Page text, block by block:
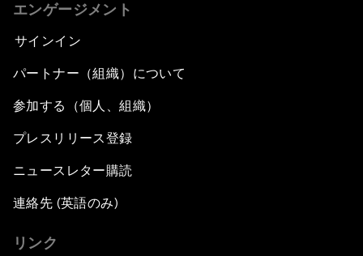
エンゲージメント
サインイン
パートナー（組織）について
参加する（個人、組織）
プレスリリース登録
ニュースレター購読
連絡先 (英語のみ)
リンク